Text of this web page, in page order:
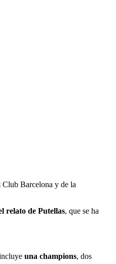
Club Barcelona y de la
relato de Putellas, que se ha
una champions, dos